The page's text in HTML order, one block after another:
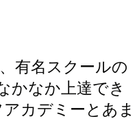
有名スクールの
かなか上達でき
カデミーとあま